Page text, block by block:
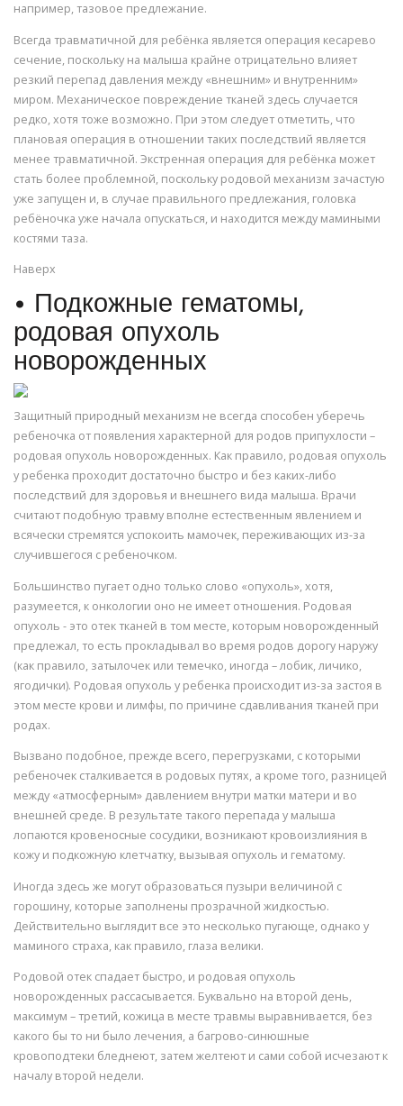
например, тазовое предлежание.
Всегда травматичной для ребёнка является операция кесарево
сечение, поскольку на малыша крайне отрицательно влияет
резкий перепад давления между «внешним» и внутренним»
миром. Механическое повреждение тканей здесь случается
редко, хотя тоже возможно. При этом следует отметить, что
плановая операция в отношении таких последствий является
менее травматичной. Экстренная операция для ребёнка может
стать более проблемной, поскольку родовой механизм зачастую
уже запущен и, в случае правильного предлежания, головка
ребёночка уже начала опускаться, и находится между мамиными
костями таза.
Наверх
• Подкожные гематомы,
родовая опухоль
новорожденных
Защитный природный механизм не всегда способен уберечь
ребеночка от появления характерной для родов припухлости –
родовая опухоль новорожденных. Как правило, родовая опухоль
у ребенка проходит достаточно быстро и без каких-либо
последствий для здоровья и внешнего вида малыша. Врачи
считают подобную травму вполне естественным явлением и
всячески стремятся успокоить мамочек, переживающих из-за
случившегося с ребеночком.
Большинство пугает одно только слово «опухоль», хотя,
разумеется, к онкологии оно не имеет отношения. Родовая
опухоль - это отек тканей в том месте, которым новорожденный
предлежал, то есть прокладывал во время родов дорогу наружу
(как правило, затылочек или темечко, иногда – лобик, личико,
ягодички). Родовая опухоль у ребенка происходит из-за застоя в
этом месте крови и лимфы, по причине сдавливания тканей при
родах.
Вызвано подобное, прежде всего, перегрузками, с которыми
ребеночек сталкивается в родовых путях, а кроме того, разницей
между «атмосферным» давлением внутри матки матери и во
внешней среде. В результате такого перепада у малыша
лопаются кровеносные сосудики, возникают кровоизлияния в
кожу и подкожную клетчатку, вызывая опухоль и гематому.
Иногда здесь же могут образоваться пузыри величиной с
горошину, которые заполнены прозрачной жидкостью.
Действительно выглядит все это несколько пугающе, однако у
маминого страха, как правило, глаза велики.
Родовой отек спадает быстро, и родовая опухоль
новорожденных рассасывается. Буквально на второй день,
максимум – третий, кожица в месте травмы выравнивается, без
какого бы то ни было лечения, а багрово-синюшные
кровоподтеки бледнеют, затем желтеют и сами собой исчезают к
началу второй недели.